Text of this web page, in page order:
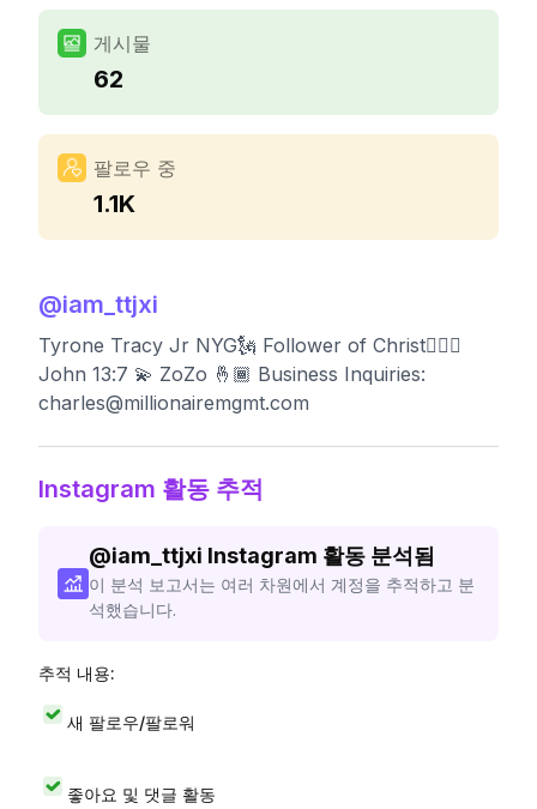
게시물
62
팔로우 중
1.1K
@iam_ttjxi
Tyrone Tracy Jr NYG🗽 Follower of Christ🧘🏾‍♂️
John 13:7 💫 ZoZo 🤞🏾 Business Inquiries:
charles@millionairemgmt.com
Instagram 활동 추적
@iam_ttjxi Instagram 활동 분석됨
이 분석 보고서는 여러 차원에서 계정을 추적하고 분
석했습니다.
추적 내용:
새 팔로우/팔로워
좋아요 및 댓글 활동